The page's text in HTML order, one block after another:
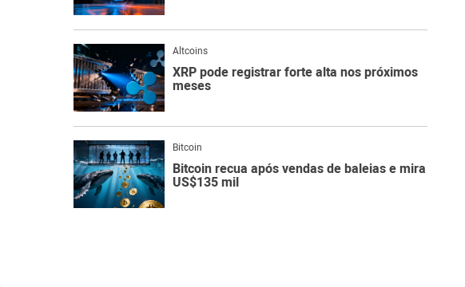
Altcoins
XRP pode registrar forte alta nos próximos
meses
Bitcoin
Bitcoin recua após vendas de baleias e mira
US$135 mil